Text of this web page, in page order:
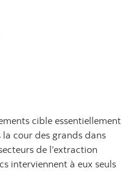
cible essentiellement
cour des grands dans
de l’extraction
interviennent à eux seuls